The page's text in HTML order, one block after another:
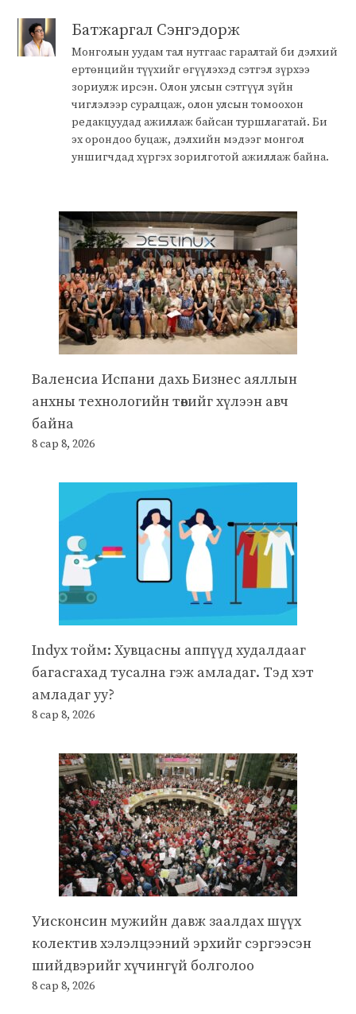
Батжаргал Сэнгэдорж
Монголын уудам тал нутгаас гаралтай би дэлхий
ертөнцийн түүхийг өгүүлэхэд сэтгэл зүрхээ
зориулж ирсэн. Олон улсын сэтгүүл зүйн
чиглэлээр суралцаж, олон улсын томоохон
редакцуудад ажиллаж байсан туршлагатай. Би
эх орондоо буцаж, дэлхийн мэдээг монгол
уншигчдад хүргэх зорилготой ажиллаж байна.
Валенсиа Испани дахь Бизнес аяллын
анхны технологийн төвийг хүлээн авч
байна
8 сар 8, 2026
Indyx тойм: Хувцасны аппүүд худалдааг
багасгахад тусална гэж амладаг. Тэд хэт
амладаг уу?
8 сар 8, 2026
Уисконсин мужийн давж заалдах шүүх
колектив хэлэлцээний эрхийг сэргээсэн
шийдвэрийг хүчингүй болголоо
8 сар 8, 2026